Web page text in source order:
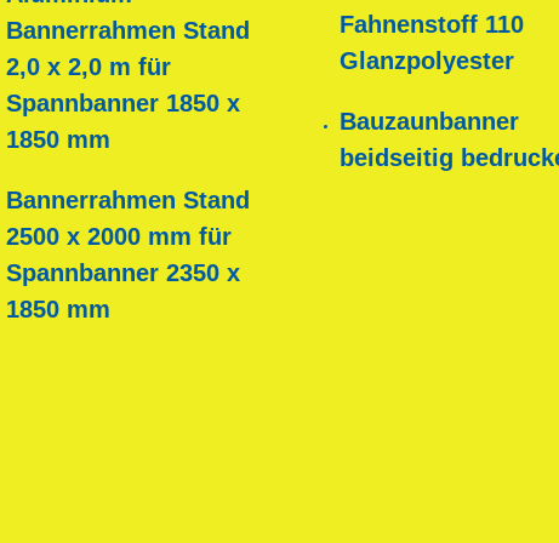
Bannerrahmen Stand
2,0 x 2,0 m für
Spannbanner 1850 x
1850 mm
Bannerrahmen Stand
2500 x 2000 mm für
Spannbanner 2350 x
1850 mm
Fahnenstoff 110
Glanzpolyester
Bauzaunbanner
beidseitig